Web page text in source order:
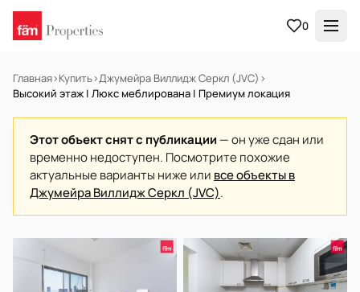
0
Главная›Купить›Джумейра Виллидж Серкл (JVC) ›
Высокий этаж | Люкс меблирована | Премиум локация
Этот объект снят с публикации — он уже сдан или
временно недоступен. Посмотрите похожие
актуальные варианты ниже или все объекты в
Джумейра Виллидж Серкл (JVC).
В АРЕНДУ Готов к заселению